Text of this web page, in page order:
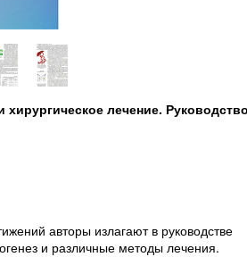
лечение.
авторы излагают в руководстве
и различные методы лечения.